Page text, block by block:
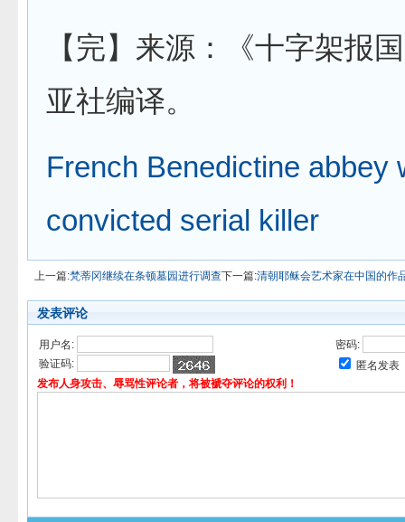
【完】来源：《十字架报
亚社编译。
French Benedictine abbey
convicted serial killer
上一篇:梵蒂冈继续在条顿墓园进行调查下一篇:清朝耶稣会艺术家在中国的作
发表评论
用户名:
密码:
验证码:
匿名发表
发布人身攻击、辱骂性评论者，将被褫夺评论的权利！